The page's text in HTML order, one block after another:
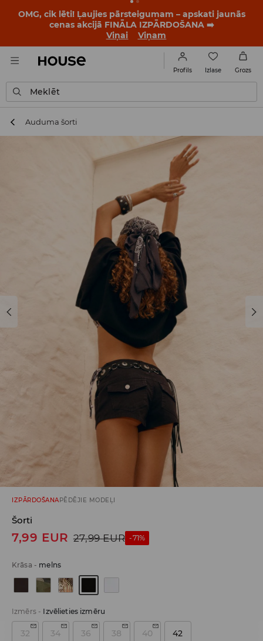
BACK TO SCHOOL📒Labākie stāsti sākas vēl pirms
pirmā zvana. Sāc jauno mācību gadu ar jaunu stilu!
Viņai
Viņam
Profils Izlase Grozs
Meklēt
Auduma šorti
IZPĀRDOŠANA PĒDĒJIE MODEĻI
Šorti
7,99 EUR 27,99 EUR -71%
Krāsa - melns
Izmērs- Izvēlieties izmēru
32 34 36 38 40 42